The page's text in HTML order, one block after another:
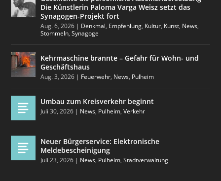
Die Künstlerin Paloma Varga Weisz setzt das
Synagogen-Projekt fort
Aug. 6, 2026 | Denkmal, Empfehlung, Kultur, Kunst, News,
Stommeln,Synagoge
Kehrmaschine brannte – Gefahr für Wohn- und
Geschäftshaus
Aug. 3, 2026 | Feuerwehr, News, Pulheim
Umbau zum Kreisverkehr beginnt
Juli 30, 2026 | News, Pulheim,Verkehr
Neuer Bürgerservice: Elektronische
Meldebescheinigung
Juli 23, 2026 | News, Pulheim,Stadtverwaltung